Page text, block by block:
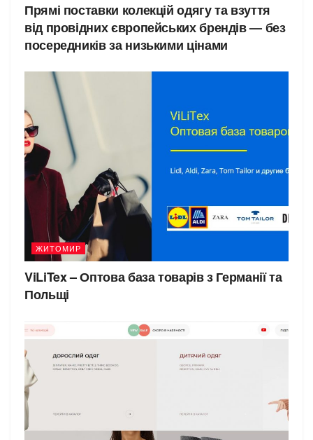
Прямі поставки колекцій одягу та взуття
від провідних європейських брендів — без
посередників за низькими цінами
ЖИТОМИР
ViLiTex – Оптова база товарів з Германії та
Польщі